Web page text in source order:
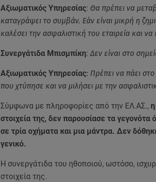
Αξιωματικός Υπηρεσίας: Θα πρέπει να
καταγράψει το συμβάν. Εάν είναι μικρή η
καλέσει την ασφαλιστική του εταιρεία και
Συνεργάτιδα Μπισμπίκη:Δεν είναι στο
Αξιωματικός Υπηρεσίας: Πρέπει να πάει στο
που χτύπησε και να μιλήσει με την
Σύμφωνα με πληροφορίες από την ΕΛ.ΑΣ.,
στοιχεία της, δεν παρουσίασε τα
σε τρία οχήματα και μια μάντρα. Δεν
γενικό.
Η συνεργάτιδα του ηθοποιού, ωστόσο,
στοιχεία της.